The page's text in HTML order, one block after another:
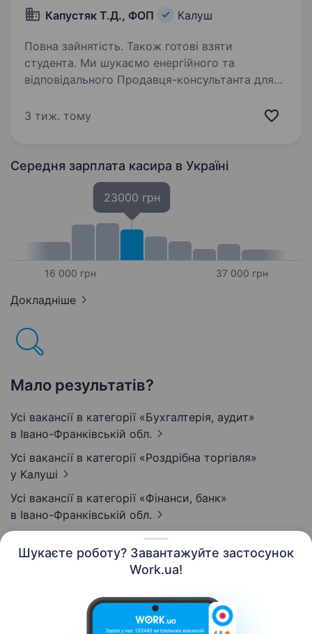
Шукаєте роботу? Завантажуйте застосунок
Work.ua!
Капустяк Т.Д., ФОП
Калуш
Повна зайнятість. Також готові взяти
студента. Ми шукаємо енергійного та
відповідального Продавця-консультанта для
самообслуговування «SKLEP». Наш магазин
3 тиж. тому
Середня зарплата касира в Україні
16 000 грн
23000 грн
37 000 грн
Докладніше
Мало результатів?
Усі вакансії в категорії «Бухгалтерія, аудит»
в Івано-Франківській обл.
Усі вакансії в категорії «Роздрібна торгівля»
у Калуші
Усі вакансії в категорії «Фінанси, банк»
в Івано-Франківській обл.